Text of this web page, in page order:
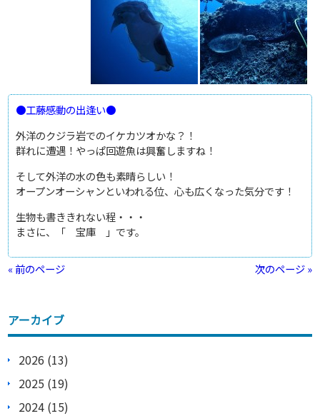
●工藤感動の出逢い●
外洋のクジラ岩でのイケカツオかな？！
群れに遭遇！やっぱ回遊魚は興奮しますね！
そして外洋の水の色も素晴らしい！
オープンオーシャンといわれる位、心も広くなった気分です！
生物も書ききれない程・・・
まさに、「 宝庫 」です。
« 前のページ 次のページ »
アーカイブ
2026 (13)
2025 (19)
2024 (15)